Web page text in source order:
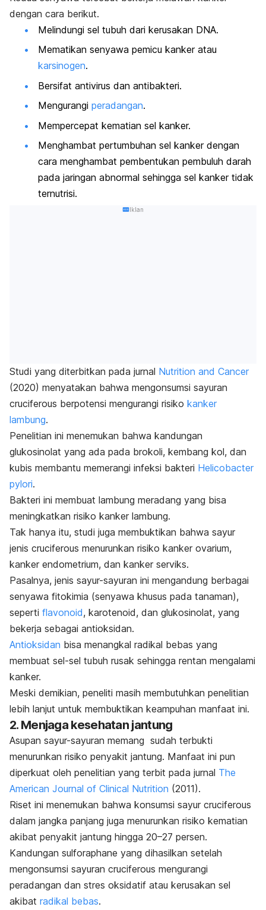
dengan cara berikut.
Melindungi sel tubuh dari kerusakan DNA.
Mematikan senyawa pemicu kanker atau
karsinogen.
Bersifat antivirus dan antibakteri.
Mengurangi peradangan.
Mempercepat kematian sel kanker.
Menghambat pertumbuhan sel kanker dengan
cara menghambat pembentukan pembuluh darah
pada jaringan abnormal sehingga sel kanker tidak
ternutrisi.
Iklan
Studi yang diterbitkan pada jurnal Nutrition and Cancer
(2020) menyatakan bahwa mengonsumsi sayuran
cruciferous berpotensi mengurangi risiko kanker
lambung.
Penelitian ini menemukan bahwa kandungan
glukosinolat yang ada pada brokoli, kembang kol, dan
kubis membantu memerangi infeksi bakteri Helicobacter
pylori.
Bakteri ini membuat lambung meradang yang bisa
meningkatkan risiko kanker lambung.
Tak hanya itu, studi juga membuktikan bahwa sayur
jenis cruciferous menurunkan risiko kanker ovarium,
kanker endometrium, dan kanker serviks.
Pasalnya, jenis sayur-sayuran ini mengandung berbagai
senyawa fitokimia (senyawa khusus pada tanaman),
seperti flavonoid, karotenoid, dan glukosinolat, yang
bekerja sebagai antioksidan.
Antioksidan bisa menangkal radikal bebas yang
membuat sel-sel tubuh rusak sehingga rentan mengalami
kanker.
Meski demikian, peneliti masih membutuhkan penelitian
lebih lanjut untuk membuktikan keampuhan manfaat ini.
2. Menjaga kesehatan jantung
Asupan sayur-sayuran memang sudah terbukti
menurunkan risiko penyakit jantung. Manfaat ini pun
diperkuat oleh penelitian yang terbit pada jurnal The
American Journal of Clinical Nutrition (2011).
Riset ini menemukan bahwa konsumsi sayur cruciferous
dalam jangka panjang juga menurunkan risiko kematian
akibat penyakit jantung hingga 20–27 persen.
Kandungan sulforaphane yang dihasilkan setelah
mengonsumsi sayuran cruciferous mengurangi
peradangan dan stres oksidatif atau kerusakan sel
akibat radikal bebas.